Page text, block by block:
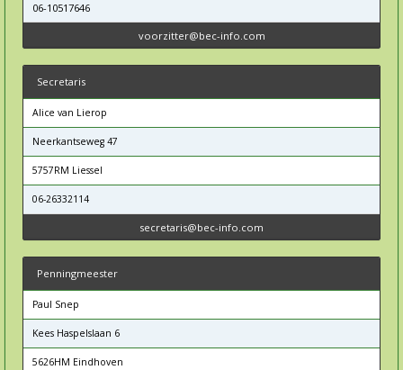
06-10517646
voorzitter@bec-info.com
Secretaris
Alice van Lierop
Neerkantseweg 47
5757RM Liessel
06-26332114
secretaris@bec-info.com
Penningmeester
Paul Snep
Kees Haspelslaan 6
5626HM Eindhoven